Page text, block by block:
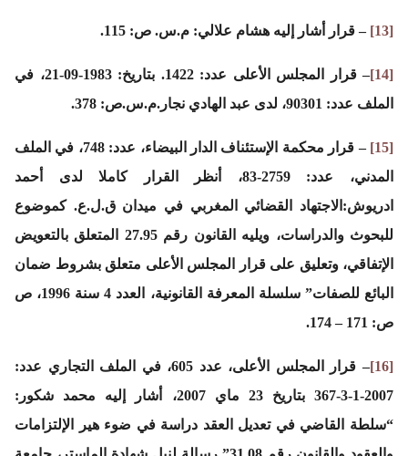
[13] – قرار أشار إليه هشام علالي: م.س. ص: 115.
[14]
– قرار المجلس الأعلى عدد: 1422. بتاريخ: 1983-09-21، في
الملف عدد: 90301، لدى عبد الهادي نجار.م.س.ص: 378.
[15]
– قرار محكمة الإستئناف الدار البيضاء، عدد: 748، في الملف
المدني، عدد: 2759-83، أنظر القرار كاملا لدى أحمد
ادريوش:الاجتهاد القضائي المغربي في ميدان ق.ل.ع. كموضوع
للبحوث والدراسات، ويليه القانون رقم 27.95 المتعلق بالتعويض
الإتفاقي، وتعليق على قرار المجلس الأعلى متعلق بشروط ضمان
البائع للصفات” سلسلة المعرفة القانونية، العدد 4 سنة 1996، ص
ص: 171 – 174.
[16]
– قرار المجلس الأعلى، عدد 605، في الملف التجاري عدد:
2007-1-3-367 بتاريخ 23 ماي 2007، أشار إليه محمد شكور:
“سلطة القاضي في تعديل العقد دراسة في ضوء هير الإلتزامات